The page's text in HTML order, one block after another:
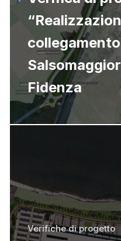
Fidenza
Verifiche di progetto